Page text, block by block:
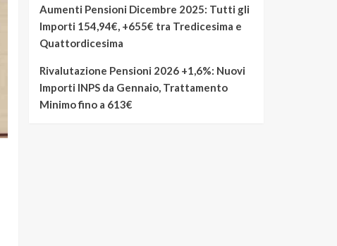
Aumenti Pensioni Dicembre 2025: Tutti gli
Importi 154,94€, +655€ tra Tredicesima e
Quattordicesima
Rivalutazione Pensioni 2026 +1,6%: Nuovi
Importi INPS da Gennaio, Trattamento
Minimo fino a 613€